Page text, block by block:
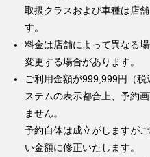
取扱クラスおよび車種は店
す。
料金は店舗によって異なる
変更する場合があります。
ご利用金額が999,999円（
ステムの表示都合上、予約
ません。
予約自体は成立がしますが
い金額に修正いたします。